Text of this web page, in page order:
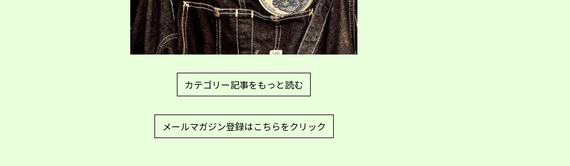
カテゴリー記事をもっと読む
メールマガジン登録はこちらをクリック